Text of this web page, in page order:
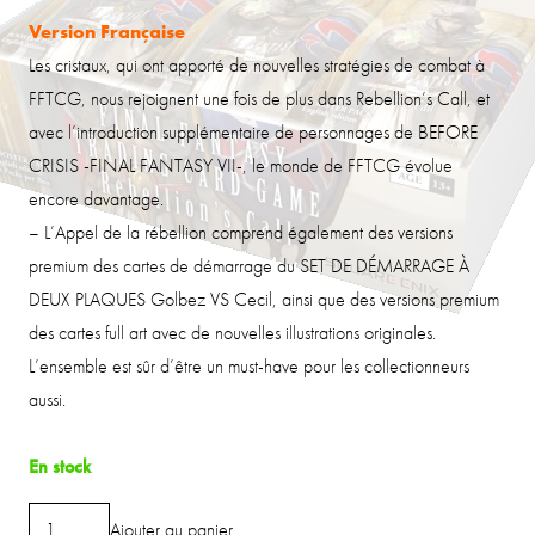
initial
était :
4.40 €.
actuel
est :
3.80 €.
Version Française
Les cristaux, qui ont apporté de nouvelles stratégies de combat à
FFTCG, nous rejoignent une fois de plus dans Rebellion’s Call, et
avec l’introduction supplémentaire de personnages de BEFORE
CRISIS -FINAL FANTASY VII-, le monde de FFTCG évolue
encore davantage.
– L’Appel de la rébellion comprend également des versions
premium des cartes de démarrage du SET DE DÉMARRAGE À
DEUX PLAQUES Golbez VS Cecil, ainsi que des versions premium
des cartes full art avec de nouvelles illustrations originales.
L’ensemble est sûr d’être un must-have pour les collectionneurs
aussi.
En stock
quantité